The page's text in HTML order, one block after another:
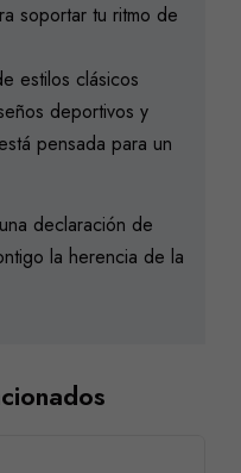
soportar tu ritmo de
estilos clásicos
deportivos y
pensada para un
declaración de
la herencia de la